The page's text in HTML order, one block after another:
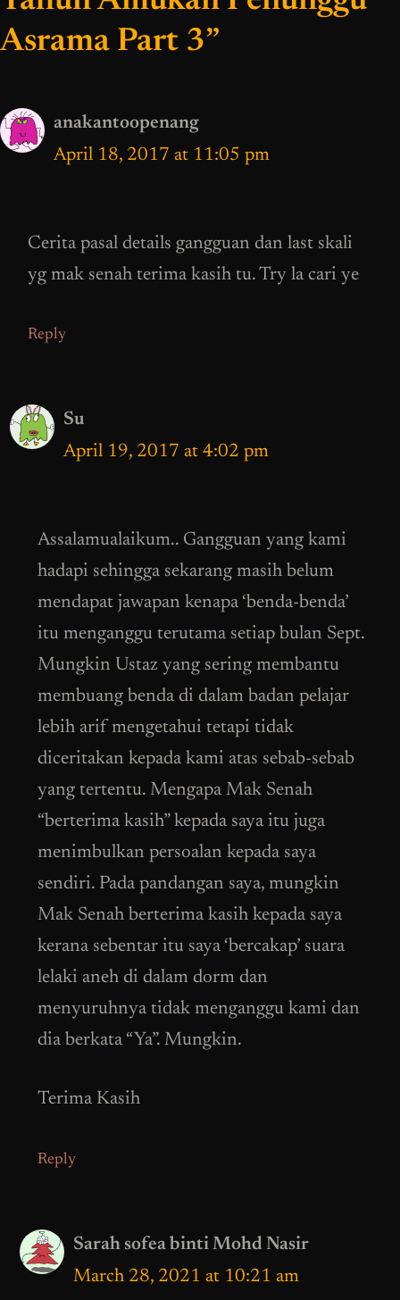
Asrama Part 3”
anakantoopenang
April 18, 2017 at 11:05 pm
Cerita pasal details gangguan dan last skali
yg mak senah terima kasih tu. Try la cari ye
Reply
Su
April 19, 2017 at 4:02 pm
Assalamualaikum.. Gangguan yang kami
hadapi sehingga sekarang masih belum
mendapat jawapan kenapa ‘benda-benda’
itu menganggu terutama setiap bulan Sept.
Mungkin Ustaz yang sering membantu
membuang benda di dalam badan pelajar
lebih arif mengetahui tetapi tidak
diceritakan kepada kami atas sebab-sebab
yang tertentu. Mengapa Mak Senah
“berterima kasih” kepada saya itu juga
menimbulkan persoalan kepada saya
sendiri. Pada pandangan saya, mungkin
Mak Senah berterima kasih kepada saya
kerana sebentar itu saya ‘bercakap’ suara
lelaki aneh di dalam dorm dan
menyuruhnya tidak menganggu kami dan
dia berkata “Ya”. Mungkin.
Terima Kasih
Reply
Sarah sofea binti Mohd Nasir
March 28, 2021 at 10:21 am